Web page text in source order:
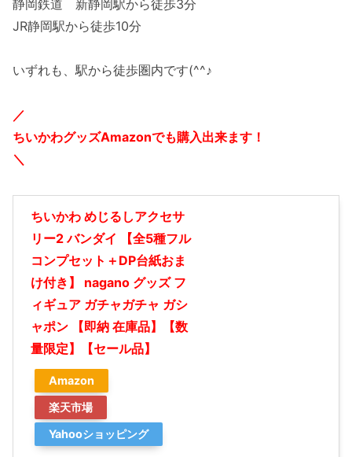
静岡鉄道 新静岡駅から徒歩3分
JR静岡駅から徒歩10分
いずれも、駅から徒歩圏内です(^^♪
／
ちいかわグッズAmazonでも購入出来ます！
＼
ちいかわ めじるしアクセサ
リー2 バンダイ 【全5種フル
コンプセット＋DP台紙おま
け付き】 nagano グッズ フ
ィギュア ガチャガチャ ガシ
ャポン 【即納 在庫品】【数
量限定】【セール品】
Amazon
楽天市場
Yahooショッピング